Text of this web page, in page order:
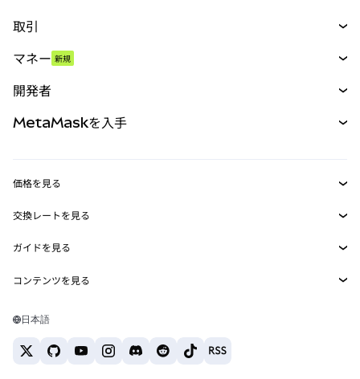
取引
パーペチュアル
RWA
マネー 新規
開発者
MetaMask Connect
Snaps
Web3サービス
MetaMaskを入手
セキュリティ
サポート
キャリア
お問い合わせ
価格を見る
イーサリアムの価格
Solanaの価格
Tetherの価格
交換レートを見る
ETH→USD
USDT→INR
BTC→INR
ETH→USDT
ガイドを見る
ETHの購入
USDTの購入
コンテンツを見る
Solanaウォレット
日本語